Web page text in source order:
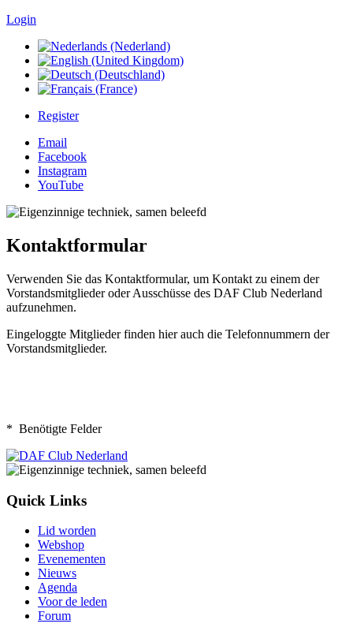
Login
Register
Email
Facebook
Instagram
YouTube
Kontaktformular
Verwenden Sie das Kontaktformular, um Kontakt zu einem der
Vorstandsmitglieder oder Ausschüsse des DAF Club Nederland
aufzunehmen.
Eingeloggte Mitglieder finden hier auch die Telefonnummern der
Vorstandsmitglieder.
* Benötigte Felder
Quick Links
Lid worden
Webshop
Evenementen
Nieuws
Agenda
Voor de leden
Forum